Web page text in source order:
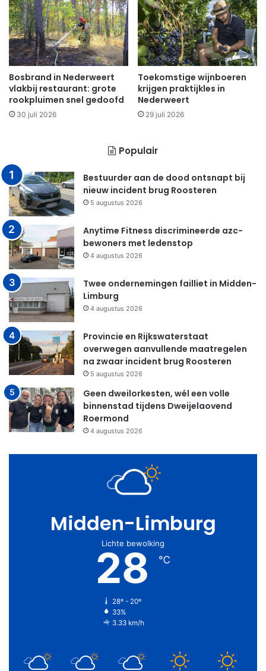
Bosbrand in Nederweert
vlakbij restaurant: grote
rookpluimen snel gedoofd
30 juli 2026
Toekomstige wijnboeren
krijgen praktijkles in
Nederweert
29 juli 2026
Populair
Bestuurder aan de dood ontsnapt bij
nieuw incident brug Roosteren
5 augustus 2026
Anytime Fitness discrimineerde azc-
bewoners met ledenstop
4 augustus 2026
Twee ondernemingen failliet in Midden-
Limburg
4 augustus 2026
Provincie en Rijkswaterstaat
overwegen aanvullende maatregelen
na zwaar incident brug Roosteren
5 augustus 2026
Geen dweilorkesten, wél een volle
binnenstad tijdens Dweijelaovend
Roermond
4 augustus 2026
Midden-Limburg
Lichte bewolking
28 ℃
28º - 20º
33%
3.33 km/h